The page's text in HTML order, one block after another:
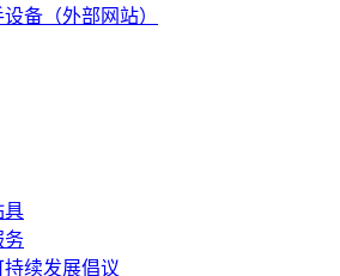
备（外部网站）
具
务
续发展倡议